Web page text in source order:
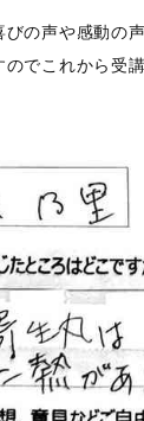
の声や感動の
でこれから受